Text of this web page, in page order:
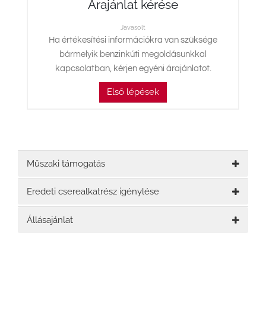
Árajánlat kérése
Javasolt
Ha értékesítési információkra van szüksége
bármelyik benzinkúti megoldásunkkal
kapcsolatban, kérjen egyéni árajánlatot.
Első lépések
Műszaki támogatás
Eredeti cserealkatrész igénylése
Állásajánlat